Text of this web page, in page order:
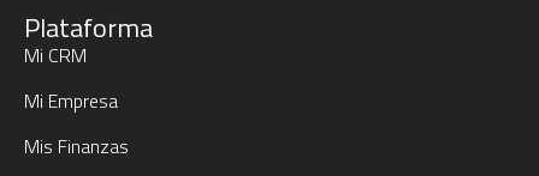
Plataforma
Mi CRM
Mi Empresa
Mis Finanzas